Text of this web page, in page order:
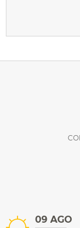
09 AGO